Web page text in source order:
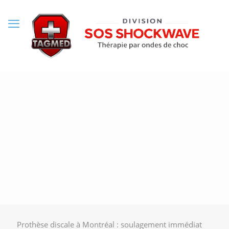
Prothèse discale à Montréal : soulagement immédiat